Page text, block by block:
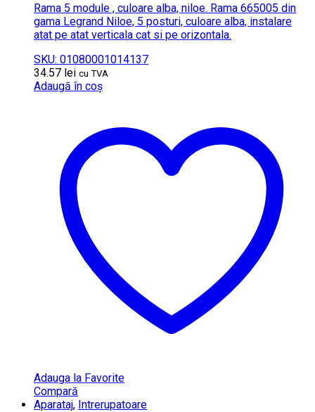
Rama 5 module , culoare alba, niloe. Rama 665005 din
gama Legrand Niloe, 5 posturi, culoare alba, instalare
atat pe atat verticala cat si pe orizontala.
SKU: 01080001014137
34.57 lei cu TVA
Adaugă în coș
Adauga la Favorite
Compară
Aparataj, Intrerupatoare